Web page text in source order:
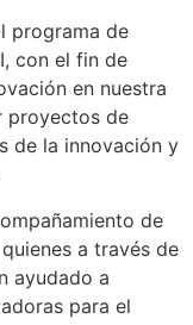
programa de
con el fin de
en nuestra
proyectos de
de la innovación y
de
a través de
ayudado a
para el